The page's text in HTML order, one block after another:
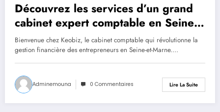
Découvrez les services d’un grand
cabinet expert comptable en Seine-
et-Marne
Bienvenue chez Keobiz, le cabinet comptable qui révolutionne la
gestion financière des entrepreneurs en Seine-et-Marne.…
Adminemouna 0 Commentaires Lire La Suite